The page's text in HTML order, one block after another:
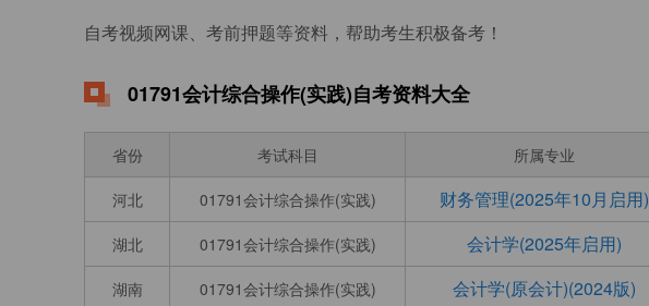
自考视频网课、考前押题等资料，帮助考生积极备考！
01791会计综合操作(实践)自考资料大全
省份 考试科目 所属专业
河北 01791会计综合操作(实践) 财务管理(2025年10月启用)
湖北 01791会计综合操作(实践) 会计学(2025年启用)
湖南 01791会计综合操作(实践) 会计学(原会计)(2024版)